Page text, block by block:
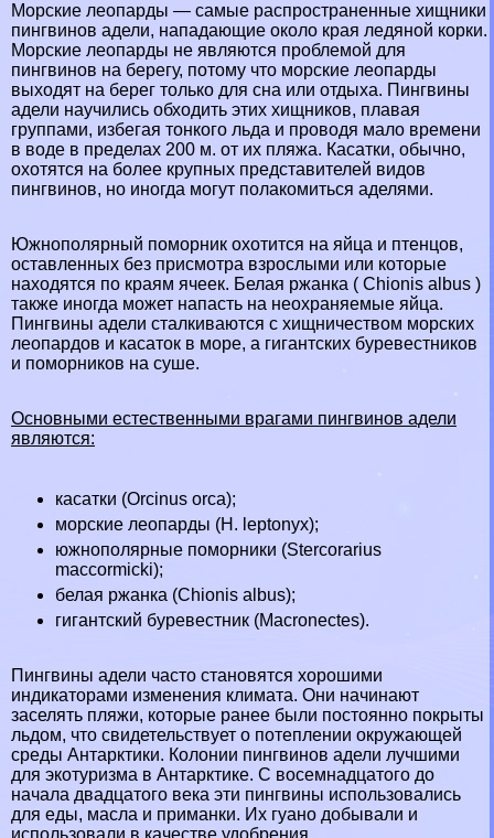
Морские леопарды — самые распространенные хищники
пингвинов адели, нападающие около края ледяной корки.
Морские леопарды не являются проблемой для
пингвинов на берегу, потому что морские леопарды
выходят на берег только для сна или отдыха. Пингвины
адели научились обходить этих хищников, плавая
группами, избегая тонкого льда и проводя мало времени
в воде в пределах 200 м. от их пляжа. Касатки, обычно,
охотятся на более крупных представителей видов
пингвинов, но иногда могут полакомиться аделями.
Южнополярный поморник охотится на яйца и птенцов,
оставленных без присмотра взрослыми или которые
находятся по краям ячеек. Белая ржанка ( Chionis albus )
также иногда может напасть на неохраняемые яйца.
Пингвины адели сталкиваются с хищничеством морских
леопардов и касаток в море, а гигантских буревестников
и поморников на суше.
Основными естественными врагами пингвинов адели
являются:
касатки (Orcinus orca);
морские леопарды (H. leptonyx);
южнополярные поморники (Stercorarius
maccormicki);
белая ржанка (Chionis albus);
гигантский буревестник (Macronectes).
Пингвины адели часто становятся хорошими
индикаторами изменения климата. Они начинают
заселять пляжи, которые ранее были постоянно покрыты
льдом, что свидетельствует о потеплении окружающей
среды Антарктики. Колонии пингвинов адели лучшими
для экотуризма в Антарктике. С восемнадцатого до
начала двадцатого века эти пингвины использовались
для еды, масла и приманки. Их гуано добывали и